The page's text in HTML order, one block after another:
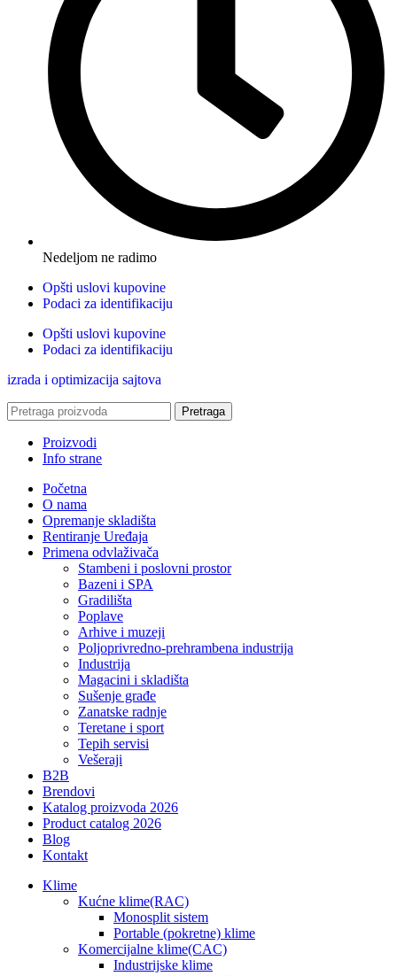
Nedeljom ne radimo
Opšti uslovi kupovine
Podaci za identifikaciju
Opšti uslovi kupovine
Podaci za identifikaciju
izrada i optimizacija sajtova
Pretraga
Proizvodi
Info strane
Početna
O nama
Opremanje skladišta
Rentiranje Uređaja
Primena odvlaživača
Stambeni i poslovni prostor
Bazeni i SPA
Gradilišta
Poplave
Arhive i muzeji
Poljoprivredno-prehrambena industrija
Industrija
Magacini i skladišta
Sušenje građe
Zanatske radnje
Teretane i sport
Tepih servisi
Vešeraji
B2B
Brendovi
Katalog proizvoda 2026
Product catalog 2026
Blog
Kontakt
Klime
Kućne klime(RAC)
Monosplit sistem
Portable (pokretne) klime
Komercijalne klime(CAC)
Industrijske klime